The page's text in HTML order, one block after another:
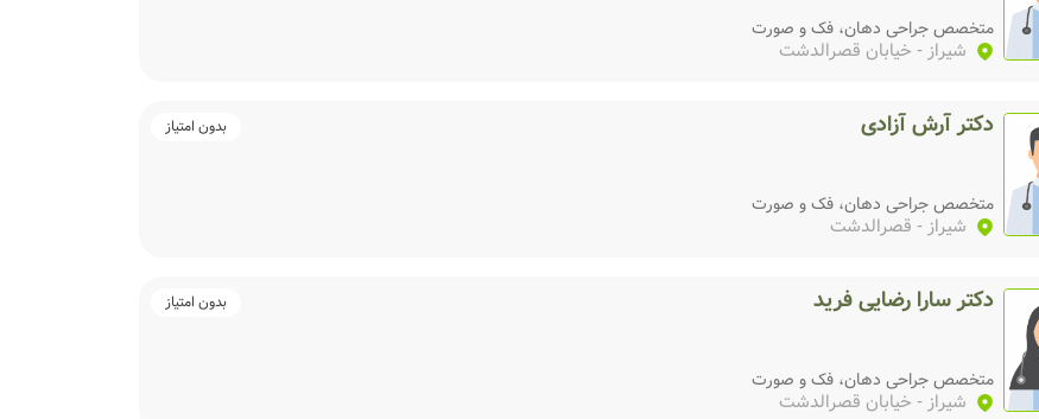
متخصص جراحی دهان، فک و صورت
شیراز- خیابان قصرالدشت
دکتر آرش آزادی بدون امتیاز
متخصص جراحی دهان، فک و صورت
شیراز- قصرالدشت
دکتر سارا رضایی فرید بدون امتیاز
متخصص جراحی دهان، فک و صورت
شیراز- خیابان قصرالدشت